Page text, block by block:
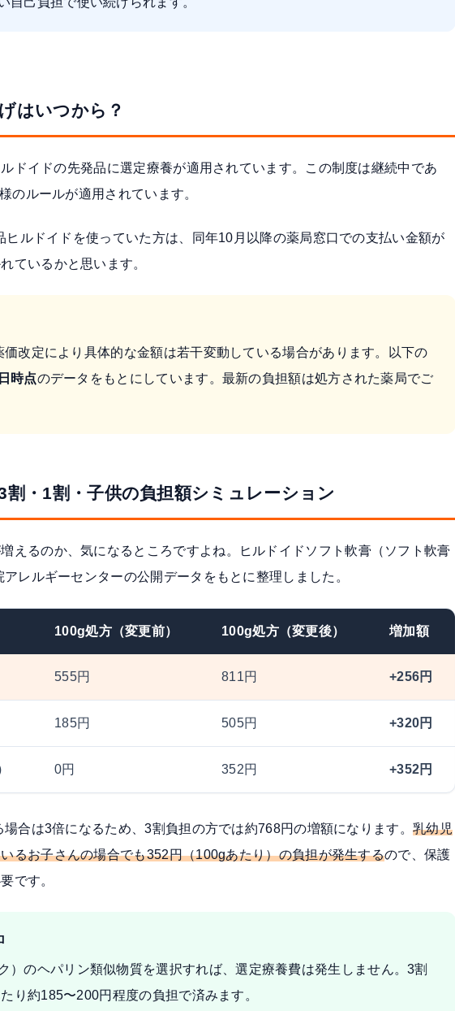
はいつから？
ルドイドの先発品に選定療養が適用されています。この制度は継続中であ
のルールが適用されています。
ヒルドイドを使っていた方は、同年10月以降の薬局窓口での支払い金額が
ているかと思います。
改定により具体的な金額は若干変動している場合があります。以下の
時点のデータをもとにしています。最新の負担額は処方された薬局でご
割・1割・子供の負担額シミュレーション
えるのか、気になるところですよね。ヒルドイドソフト軟膏（ソフト軟膏
アレルギーセンターの公開データ をもとに整理しました。
100g処方（変更前） 100g処方（変更後） 増加額
555円 811円 +256円
185円 505円 +320円
0円 352円 +352円
合は3倍になるため、3割負担の方では約768円の増額になります。 乳幼児
るお子さんの場合でも352円（100gあたり）の負担が発生するので、保護
です。
）のヘパリン類似物質を選択すれば、選定療養費は発生しません。3割
り約185〜200円程度の負担で済みます。